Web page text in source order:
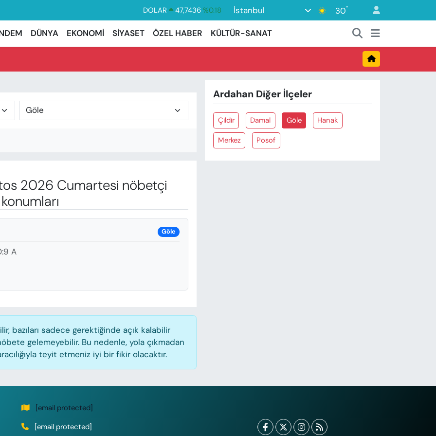
DOLAR 47,7436 %0.18
EURO
55,2510 %0.32
STERLİN
64,4811 %0.38
%-0.18
İstanbul 30°
DÜNYA EKONOMİ SİYASET ÖZEL HABER KÜLTÜR-SANAT
2026 Cumartesi nöbetçi
Göle
A
bazıları sadece gerektiğinde açık kalabilir
gelemeyebilir. Bu nedenle, yola çıkmadan
teyit etmeniz iyi bir fikir olacaktır.
Ardahan Diğer İlçeler
Çildir Damal Göle Hanak
Merkez Posof
[email protected]
[email protected]